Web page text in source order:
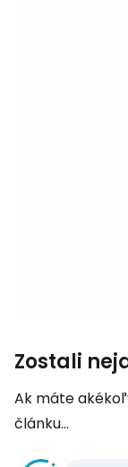
Zostali
Ak máte
článku...